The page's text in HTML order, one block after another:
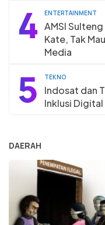
4 ENTERTAINMENT
AMSI
Kate, Tak
Media
5 TEKNO
Indosat dan
Inklusi Digital
DAERAH